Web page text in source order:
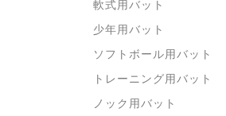
軟式用バット
少年用バット
ソフトボール用バット
トレーニング用バット
ノック用バット